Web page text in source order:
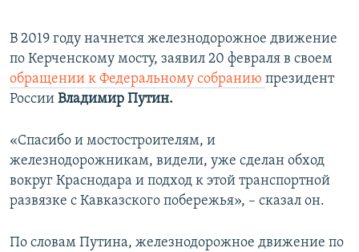
Все сайты RFE/RL
В 2019 году начнется железнодорожное движение
по Керченскому мосту, заявил 20 февраля в своем
обращении к Федеральному собранию президент
России Владимир Путин.
«Спасибо и мостостроителям, и
железнодорожникам, видели, уже сделан обход
вокруг Краснодара и подход к этой транспортной
развязке с Кавказского побережья», – сказал он.
По словам Путина, железнодорожное движение по